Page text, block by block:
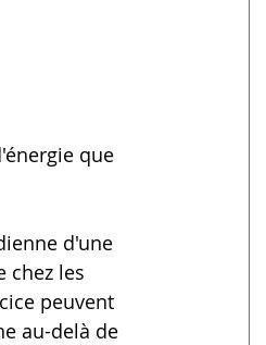
d'une
chez les
peuvent
au-delà de